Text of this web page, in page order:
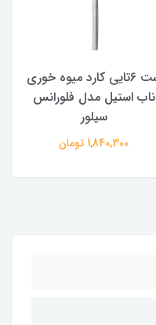
ست 6تایی کارد میوه خوری
ناب استیل مدل فلورانس
سیلور
1,840,300 تومان